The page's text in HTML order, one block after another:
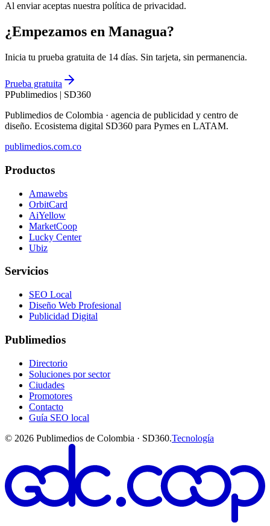
Al enviar aceptas nuestra política de privacidad.
¿Empezamos en Managua?
Inicia tu prueba gratuita de 14 días. Sin tarjeta, sin permanencia.
Prueba gratuita
PPublimedios | SD360
Publimedios de Colombia · agencia de publicidad y centro de
diseño. Ecosistema digital SD360 para Pymes en LATAM.
publimedios.com.co
Productos
Amawebs
OrbitCard
AiYellow
MarketCoop
Lucky Center
Ubiz
Servicios
SEO Local
Diseño Web Profesional
Publicidad Digital
Publimedios
Directorio
Soluciones por sector
Ciudades
Promotores
Contacto
Guía SEO local
© 2026 Publimedios de Colombia · SD360.Tecnología